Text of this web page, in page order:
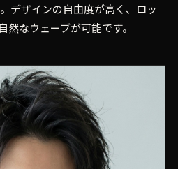
デザインの自由度が高く、ロッ
然なウェーブが可能です。